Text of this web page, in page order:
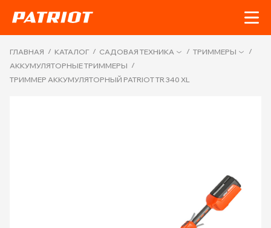
ГЛАВНАЯ / КАТАЛОГ / САДОВАЯ ТЕХНИКА / ТРИММЕРЫ
/
АККУМУЛЯТОРНЫЕ ТРИММЕРЫ /
ТРИММЕР АККУМУЛЯТОРНЫЙ PATRIOT TR 340 XL